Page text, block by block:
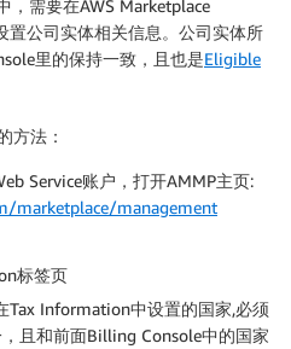
，需要在AWS Marketplace
置公司实体相关信息。公司实体所
里的保持一致，且也是Eligible
方法：
Service账户，打开AMMP主页:
marketplace/management
标签页
Tax Information中设置的国家,必须
且和前面Billing Console中的国家